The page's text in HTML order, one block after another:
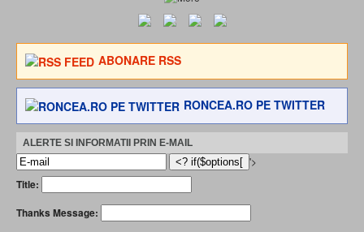
ABONARE RSS
RONCEA.RO PE TWITTER
ALERTE SI INFORMATII PRIN E-MAIL
'>
Title:
Thanks Message: